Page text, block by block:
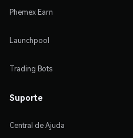
Phemex Earn
Launchpool
Trading Bots
Suporte
Central de Ajuda